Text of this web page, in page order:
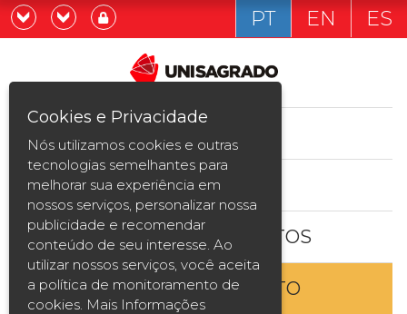
Graduação
Pós-graduação e MBA
Curta Duração
Vestibular
2ª Graduação
Já sou estudande
Quero ser estudante
PT EN ES
ESTUDE AQUI
BOLSAS E DESCONTOS
ENTRE EM CONTATO
Cookies e Privacidade
Nós utilizamos cookies e outras
tecnologias semelhantes para
melhorar sua experiência em
nossos serviços, personalizar nossa
publicidade e recomendar
conteúdo de seu interesse. Ao
utilizar nossos serviços, você aceita
a política de monitoramento de
cookies. Mais Informações